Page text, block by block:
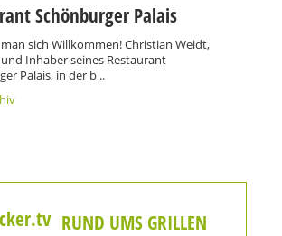
Schönburger Palais
sich Willkommen! Christian Weidt,
Inhaber seines Restaurant
Palais, in der b ..
RUND UMS GRILLEN